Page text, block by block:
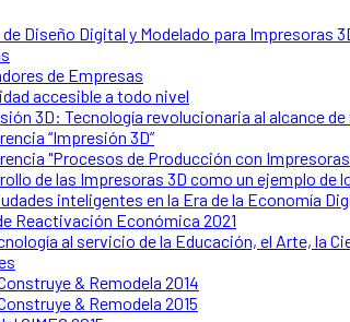
Diseño Digital y Modelado para Impresoras
de Empresas
accesible a todo nivel
3D: Tecnología revolucionaria al alcance
“Impresión 3D”
"Procesos de Producción con
de las Impresoras 3D como un ejemplo de
inteligentes en la Era de la Economía
Reactivación Económica 2021
al servicio de la Educación, el Arte, la
& Remodela 2014
& Remodela 2015